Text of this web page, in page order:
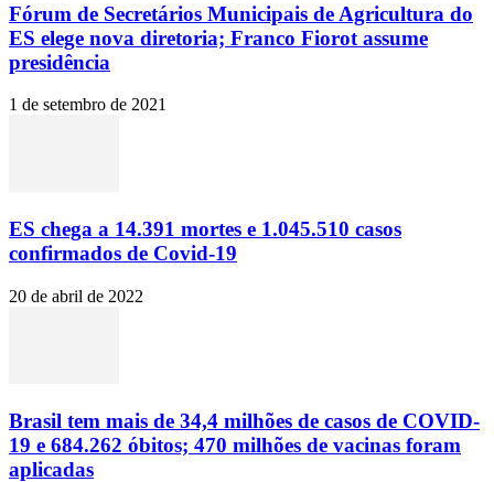
Fórum de Secretários Municipais de Agricultura do
ES elege nova diretoria; Franco Fiorot assume
presidência
1 de setembro de 2021
ES chega a 14.391 mortes e 1.045.510 casos
confirmados de Covid-19
20 de abril de 2022
Brasil tem mais de 34,4 milhões de casos de COVID-
19 e 684.262 óbitos; 470 milhões de vacinas foram
aplicadas